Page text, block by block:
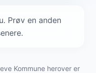
Prøv en anden
Kommune herover er